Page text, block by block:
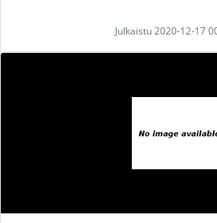
Julkaistu 2020-12-17